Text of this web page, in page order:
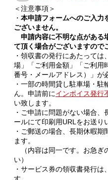
＜注意事項＞
・ 本申請フォームへのご入力
ございません。
申請内容に不明な点がある
て頂く場合がございますので
・領収書の発行にあたって
場」「ご利用金額」「ご利用
番号・メールアドレス）」が
・一部の時間貸し駐車場・
ん。申請前にインボイス発行
い致します。
・ご申請に問題がない場合
ールにて印刷用URLをお送り
・ご郵送の場合、長期休暇
ます。
（内容は同一です。お急ぎ
い）
・サービス券の領収書発行